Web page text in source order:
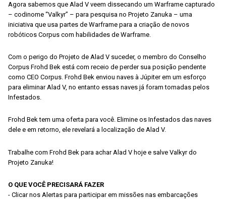
Agora sabemos que Alad V veem dissecando um Warframe capturado
– codinome “Valkyr” – para pesquisa no Projeto Zanuka – uma
iniciativa que usa partes de Warframe para a criação de novos
robóticos Corpus com habilidades de Warframe.
Com o perigo do Projeto de Alad V suceder, o membro do Conselho
Corpus Frohd Bek está com receio de perder sua posição pendente
como CEO Corpus. Frohd Bek enviou naves à Júpiter em um esforço
para eliminar Alad V, no entanto essas naves já foram tomadas pelos
Infestados.
Frohd Bek tem uma oferta para você. Elimine os Infestados das naves
dele e em retorno, ele revelará a localização de Alad V.
Trabalhe com Frohd Bek para achar Alad V hoje e salve Valkyr do
Projeto Zanuka!
O QUE VOCÊ PRECISARÁ FAZER
- Clicar nos Alertas para participar em missões nas embarcações